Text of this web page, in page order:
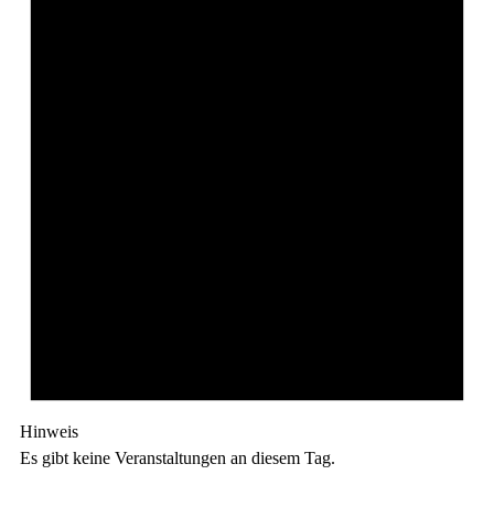
Hinweis
Es gibt keine Veranstaltungen an diesem Tag.